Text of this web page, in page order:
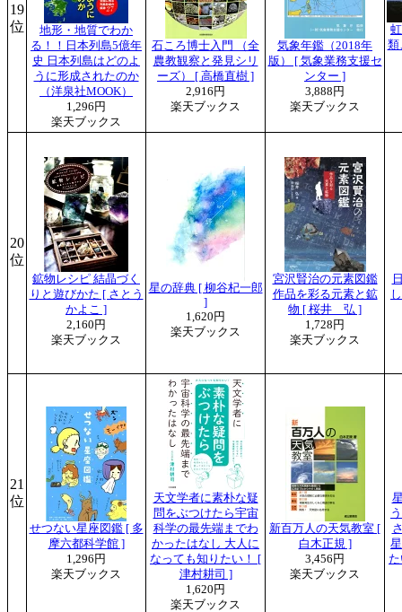
19
位
地形・地質でわか
る！！日本列島5億年
史 日本列島はどのよ
うに形成されたのか
（洋泉社MOOK）
1,296円
楽天ブックス
石ころ博士入門 （全
農教観察と発見シリ
ーズ） [ 高橋直樹 ]
2,916円
楽天ブックス
気象年鑑（2018年
版） [ 気象業務支援セ
ンター ]
3,888円
楽天ブックス
類
20
位
鉱物レシピ 結晶づく
りと遊びかた [ さとう
かよこ ]
2,160円
楽天ブックス
星の辞典 [ 柳谷杞一郎
]
1,620円
楽天ブックス
宮沢賢治の元素図鑑
作品を彩る元素と鉱
物 [ 桜井 弘 ]
1,728円
楽天ブックス
21
位
せつない星座図鑑 [ 多
摩六都科学館 ]
1,296円
楽天ブックス
天文学者に素朴な疑
問をぶつけたら宇宙
科学の最先端までわ
かったはなし 大人に
なっても知りたい！ [
津村耕司 ]
1,620円
楽天ブックス
新百万人の天気教室 [
白木正規 ]
3,456円
楽天ブックス